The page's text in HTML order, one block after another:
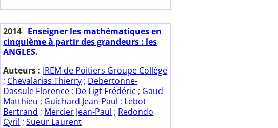
2014 Enseigner les mathématiques en
cinquième à partir des grandeurs : les
ANGLES.
Auteurs : IREM de Poitiers Groupe Collège
; Chevalarias Thierry ; Debertonne-
Dassule Florence ; De Ligt Frédéric ; Gaud
Matthieu ; Guichard Jean-Paul ; Lebot
Bertrand ; Mercier Jean-Paul ; Redondo
Cyril ;Sueur Laurent